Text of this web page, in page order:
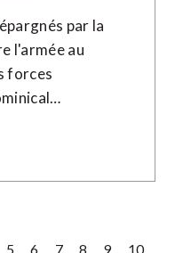
par la
l'armée au
forces
5 6 7 8 9
10